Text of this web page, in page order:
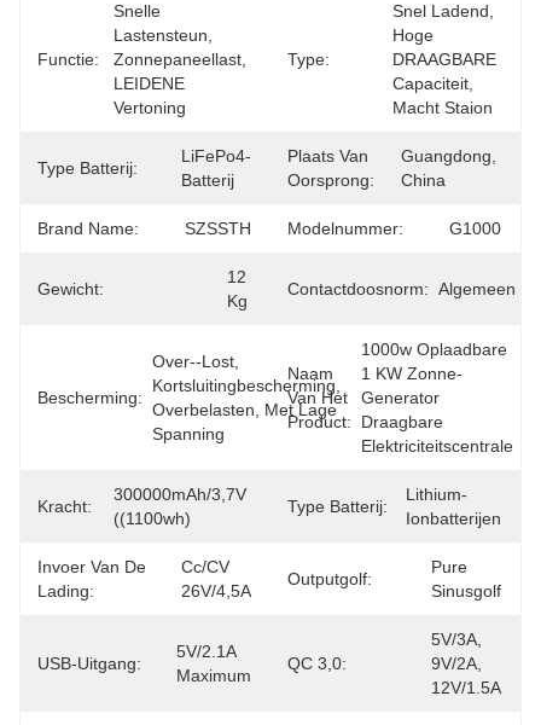
Functie:
Snelle
Lastensteun,
Zonnepaneellast,
LEIDENE
Vertoning
Type:
Snel Ladend,
Hoge
DRAAGBARE
Capaciteit,
Macht Staion
Type Batterij:
LiFePo4-
Batterij
Plaats Van
Oorsprong:
Guangdong,
China
Brand Name: SZSSTH Modelnummer: G1000
Gewicht:
12
Kg
Contactdoosnorm: Algemeen
Bescherming:
Over--lost,
Kortsluitingbescherming,
Overbelasten, Met Lage
Spanning
Naam
Van Het
Product:
1000w Oplaadbare
1 KW Zonne-
Generator
Draagbare
Elektriciteitscentrale
Kracht:
300000mAh/3,7V
((1100wh)
Type Batterij:
Lithium-
Ionbatterijen
Invoer Van De
Lading:
Cc/cV
26V/4,5A
Outputgolf:
Pure
Sinusgolf
USB-Uitgang:
5V/2.1A
Maximum
QC 3,0:
5V/3A,
9V/2A,
12V/1.5A